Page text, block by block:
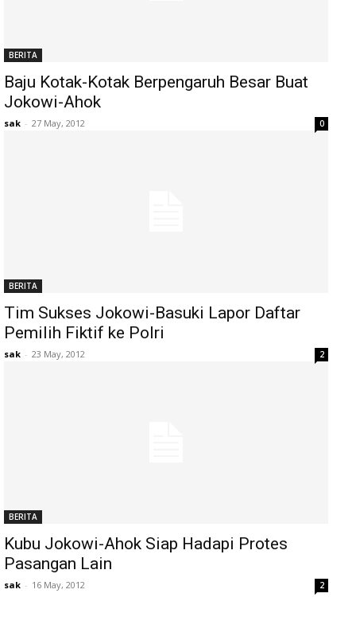
BERITA
Baju Kotak-Kotak Berpengaruh Besar Buat
Jokowi-Ahok
sak - 27 May, 2012 0
BERITA
Tim Sukses Jokowi-Basuki Lapor Daftar
Pemilih Fiktif ke Polri
sak - 23 May, 2012 2
BERITA
Kubu Jokowi-Ahok Siap Hadapi Protes
Pasangan Lain
sak - 16 May, 2012 2